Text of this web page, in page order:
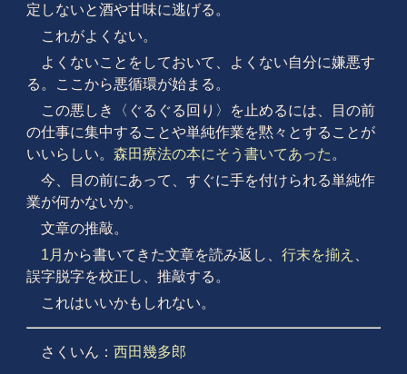
定しないと酒や甘味に逃げる。
これがよくない。
よくないことをしておいて、よくない自分に嫌悪す
る。ここから悪循環が始まる。
この悪しき〈ぐるぐる回り〉を止めるには、目の前
の仕事に集中することや単純作業を黙々とすることが
いいらしい。 森田療法の本にそう書いてあった 。
今、目の前にあって、すぐに手を付けられる単純作
業が何かないか。
文章の推敲。
1月 から書いてきた文章を読み返し、 行末を揃え
誤字脱字を校正し、推敲する。
これはいいかもしれない。
さくいん： 西田幾多郎